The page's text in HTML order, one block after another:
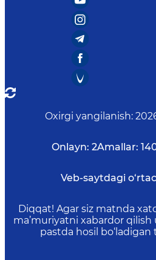
Oxirgi yangilanish:
Onlayn: 2Amallar:
Veb-saytdagi
Diqqat! Agar siz matnda
ma’muriyatni xabardor
pastda hosil